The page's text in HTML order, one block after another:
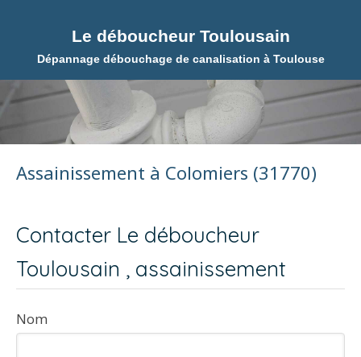
Le déboucheur Toulousain
Dépannage débouchage de canalisation à Toulouse
Assainissement à Colomiers (31770)
Contacter Le déboucheur
Toulousain , assainissement
Nom